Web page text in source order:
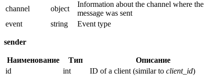
channel
object
Information about the channel where the
message was sent
event
string Event type
sender
Наименование Тип
Описание
id
int ID of a client (similar to client_id)